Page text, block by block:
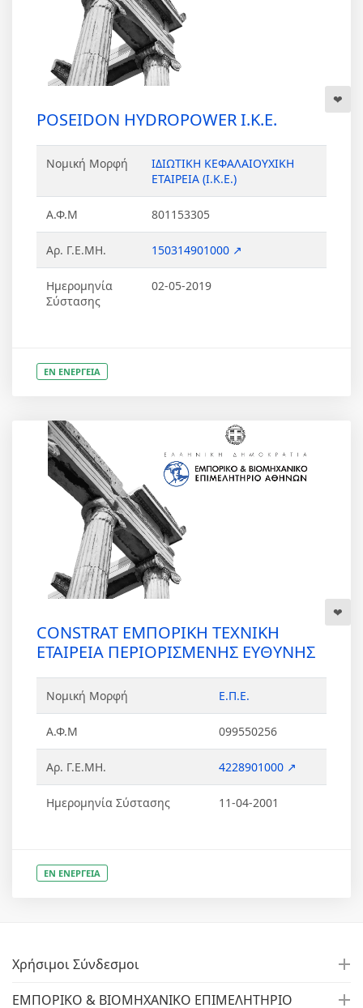
POSEIDON HYDROPOWER Ι.Κ.Ε.
Νομική Μορφή
ΙΔΙΩΤΙΚΗ ΚΕΦΑΛΑΙΟΥΧΙΚΗ
ΕΤΑΙΡΕΙΑ (Ι.Κ.Ε.)
Α.Φ.Μ 801153305
Αρ. Γ.Ε.ΜΗ. 150314901000 ↗
Ημερομηνία
Σύστασης
02-05-2019
ΕΝ ΕΝΕΡΓΕΙΑ
CONSTRAT EΜΠΟΡΙΚΗ ΤΕΧΝΙΚΗ
ΕΤΑΙΡΕΙΑ ΠΕΡΙΟΡΙΣΜΕΝΗΣ ΕΥΘΥΝΗΣ
Νομική Μορφή Ε.Π.Ε.
Α.Φ.Μ 099550256
Αρ. Γ.Ε.ΜΗ. 4228901000 ↗
Ημερομηνία Σύστασης 11-04-2001
ΕΝ ΕΝΕΡΓΕΙΑ
Χρήσιμοι Σύνδεσμοι
ΕΜΠΟΡΙΚΟ & ΒΙΟΜΗΧΑΝΙΚΟ ΕΠΙΜΕΛΗΤΗΡΙΟ